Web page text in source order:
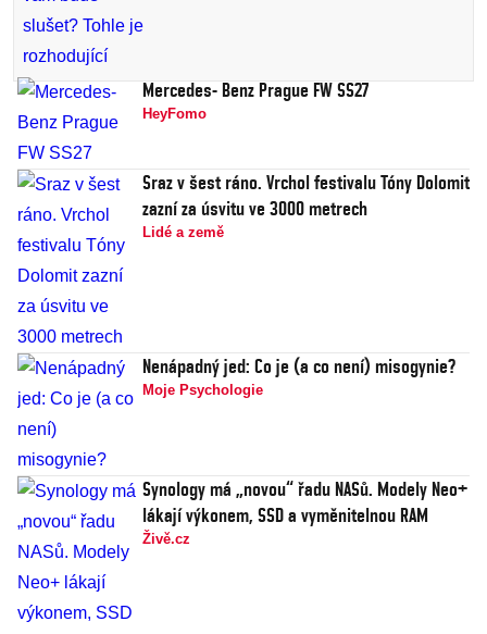
Mercedes- Benz Prague FW SS27
HeyFomo
Sraz v šest ráno. Vrchol festivalu Tóny Dolomit
zazní za úsvitu ve 3000 metrech
Lidé a země
Nenápadný jed: Co je (a co není) misogynie?
Moje Psychologie
Synology má „novou“ řadu NASů. Modely Neo+
lákají výkonem, SSD a vyměnitelnou RAM
Živě.cz